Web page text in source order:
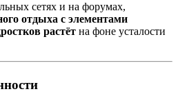
сетях и на форумах,
отдыха с элементами
растёт на фоне усталости